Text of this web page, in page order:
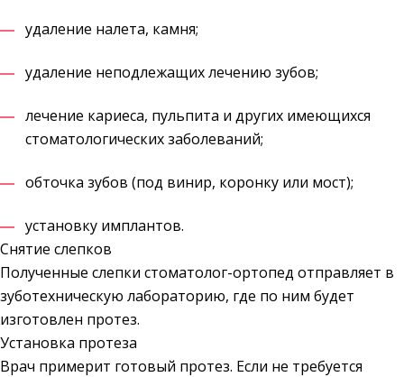
удаление налета, камня;
удаление неподлежащих лечению зубов;
лечение кариеса, пульпита и других имеющихся
стоматологических заболеваний;
обточка зубов (под винир, коронку или мост);
установку имплантов.
Снятие слепков
Полученные слепки стоматолог-ортопед отправляет в
зуботехническую лабораторию, где по ним будет
изготовлен протез.
Установка протеза
Врач примерит готовый протез. Если не требуется